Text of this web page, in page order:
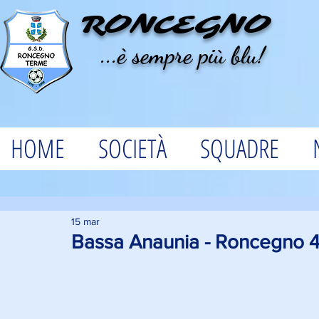
RONCEGNO
...è sempre più blu!
HOME SOCIETÀ SQUADRE
Bassa Anaunia - Roncegno
15 mar